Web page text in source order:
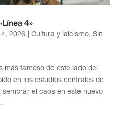
4»
2026| Cultura y laicismo, Sin
más famoso de este lado del
en los estudios centrales de
sembrar el caos en este nuevo